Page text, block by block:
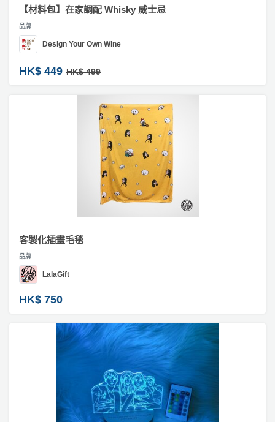
【材料包】在家調配 Whisky 威士忌
品牌
Design Your Own Wine
HK$ 449 HK$ 499
客製化插畫毛毯
品牌
LalaGift
HK$ 750